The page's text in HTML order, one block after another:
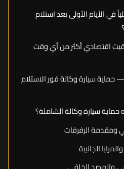
في الأيام الأولى بعد استلام
اقتصادي أكثر من أي وقت
سيارة وكالة فور الاستلام
سيارة وكالة الشاملة؟
ومقدمة الرفرفات
الجانبية